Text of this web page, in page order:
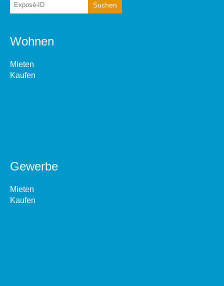
Wohnen
Mieten
Kaufen
Gewerbe
Mieten
Kaufen